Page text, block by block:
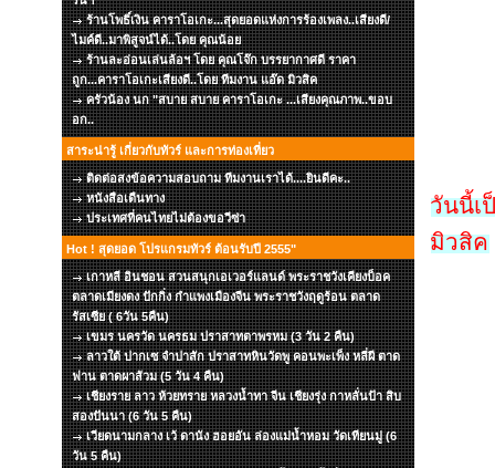
ร้านโพธิ์เงิน คาราโอเกะ...สุดยอดแห่งการร้องเพลง..เสียงดี/
ไมค์ดี..มาพิสูจน์ได้..โดย คุณน้อย
ร้านละอ่อนเล่นล้อฯ โดย คุณโจ๊ก บรรยากาศดี ราคา
ถูก...คาราโอเกะเสียงดี..โดย ทีมงาน แอ๊ด มิวสิค
ครัวน้อง นก "สบาย สบาย คาราโอเกะ ...เสียงคุณภาพ..ขอบ
อก..
สาระน่ารู้ เกี่ยวกับทัวร์ และการท่องเที่ยว
ติดต่อสงข้อความสอบถาม ทีมงานเราได้....ยินดีคะ..
หนังสือเดืนทาง
ประเทศที่คนไทยไม่ต้องขอวีซ่า
Hot ! สุดยอด โปรแกรมทัวร์ ต้อนรับปี 2555"
เกาหลี อินชอน สวนสนุกเอเวอร์แลนด์ พระราชวังเคียงบ็อค
ตลาดเมียงดง ปักกิ่ง กำแพงเมืองจีน พระราชวังฤดูร้อน ตลาด
รัสเซีย ( 6วัน 5คืน)
เขมร นครวัด นครธม ปราสาทตาพรหม (3 วัน 2 คืน)
ลาวใต้ ปากเซ จำปาสัก ปราสาทหินวัดพู คอนพะเพ็ง หลี่ผี ตาด
ฟาน ตาดผาส้วม (5 วัน 4 คืน)
เชียงราย ลาว ห้วยทราย หลวงน้ำทา จีน เชียงรุ่ง กาหลั่นป้า สิบ
สองปันนา (6 วัน 5 คืน)
เวียดนามกลาง เว้ ดานัง ฮอยอัน ล่องแม่น้ำหอม วัดเทียนมู่ (6
วัน 5 คืน)
วันนี้เ
มิวสิค